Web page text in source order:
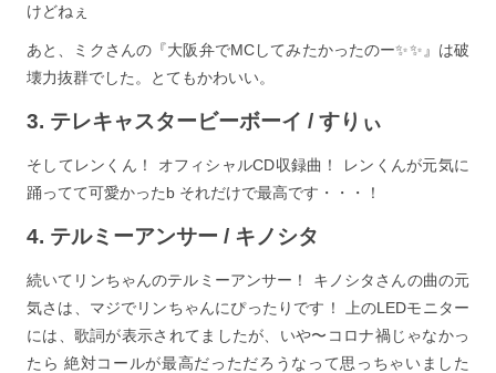
けどねぇ
あと、ミクさんの『大阪弁でMCしてみたかったのー✨✨』は破
壊力抜群でした。とてもかわいい。
3. テレキャスタービーボーイ / すりぃ
そしてレンくん！ オフィシャルCD収録曲！ レンくんが元気に
踊ってて可愛かったb それだけで最高です・・・！
4. テルミーアンサー / キノシタ
続いてリンちゃんのテルミーアンサー！ キノシタさんの曲の元
気さは、マジでリンちゃんにぴったりです！ 上のLEDモニター
には、歌詞が表示されてましたが、いや〜コロナ禍じゃなかっ
たら 絶対コールが最高だっただろうなって思っちゃいました